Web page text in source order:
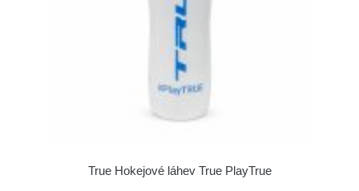
True Hokejové láhev True PlayTrue